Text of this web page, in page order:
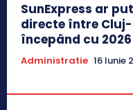
SunExpress ar
directe între
începând cu 2026
Administratie 16 Iunie